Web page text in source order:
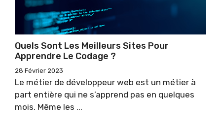
Quels Sont Les Meilleurs Sites Pour
Apprendre Le Codage ?
28 Février 2023
Le métier de développeur web est un métier à
part entière qui ne s’apprend pas en quelques
mois. Même les ...